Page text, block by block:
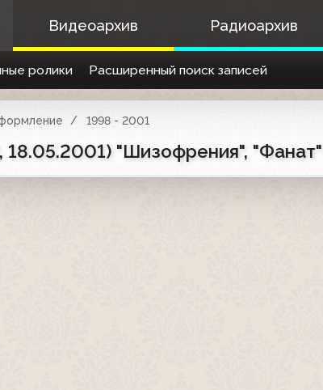
Видеоархив Радиоархив
ролики Расширенный поиск записей
1998 - 2001
18.05.2001) "Шизофрения", "Фанат"